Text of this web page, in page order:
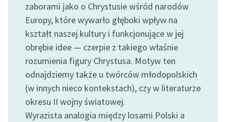
E-kolekcja lektur
szkolnych i literatury do
słuchania dla uczennic i
uczniów z
niepełnosprawnościami
Feministyczne inspiracje.
Popularyzacja
skandynawskiej literatury
feministycznej
zaborami jako o Chrystusie wśród narodów
Europy, które wywarło głęboki wpływ na
kształt naszej kultury i funkcjonujące w jej
obrębie idee — czerpie z takiego właśnie
rozumienia figury Chrystusa. Motyw ten
odnajdziemy także u twórców młodopolskich
(w innych nieco kontekstach), czy w literaturze
okresu II wojny światowej.
Wyrazista analogia między losami Polski a